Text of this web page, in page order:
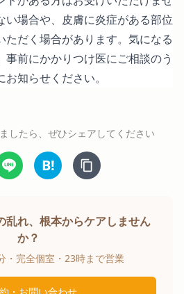
い場合や、皮膚に炎症がある部位
ただく場合があります。気になる
前にかかりつけ医にご相談のう
知らせください。
したら、ぜひシェアしてください
B!
乱れ、根本からケアしません
か？
・完全個室・23時まで営業